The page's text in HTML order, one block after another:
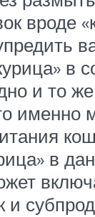
вроде
в
и то
именно
в
и